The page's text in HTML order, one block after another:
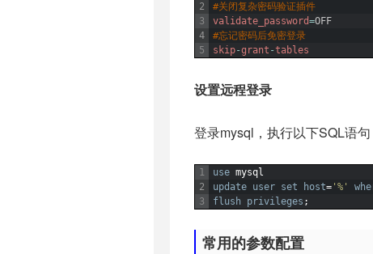
2
3
4
5
#关闭复杂密码验证插件
validate_password=OFF
#忘记密码后免密登录
skip-grant -tables
设置远程登录
登录mysql，执行以下SQL语句
1
2
3
use mysql
update user set host= '%'
flush
privileges ;
常用的参数配置